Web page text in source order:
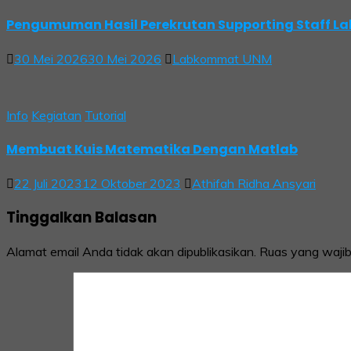
Pengumuman Hasil Perekrutan Supporting Staff
30 Mei 202630 Mei 2026 Labkommat UNM
Info Kegiatan Tutorial
Membuat Kuis Matematika Dengan Matlab
22 Juli 2023 12 Oktober 2023 Athifah Ridha Ansyari
Tinggalkan Balasan
Alamat email Anda tidak akan dipublikasikan. Ruas yang